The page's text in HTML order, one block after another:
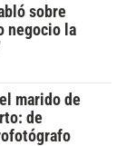
sobre
negocio la
marido de
de